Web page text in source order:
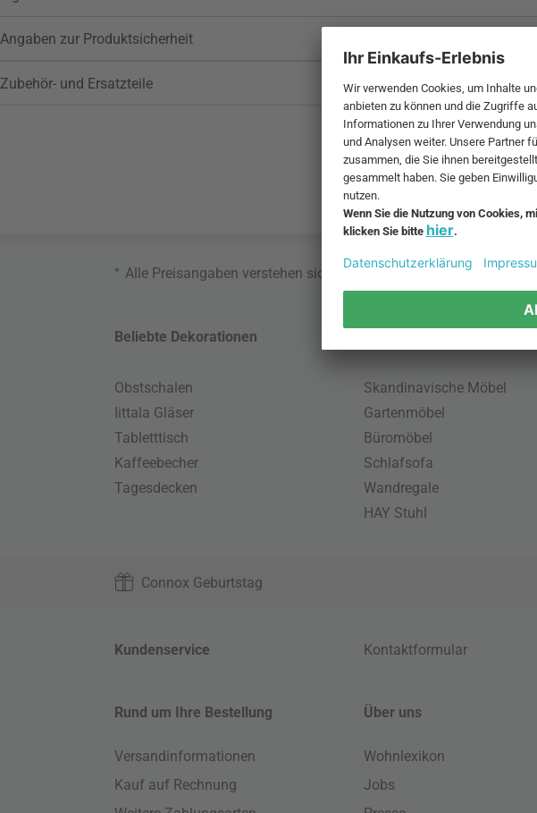
Angaben zur Produktsicherheit
Zubehör- und Ersatzteile
* Alle Preisangaben verstehen sich inklusive MwSt. und zzgl.
Beliebte Dekorationen
Obstschalen
Iittala Gläser
Tabletttisch
Kaffeebecher
Tagesdecken
Skandinavische Möbel
Gartenmöbel
Büromöbel
Schlafsofa
Wandregale
HAY Stuhl
Connox Geburtstag
Kundenservice Kontaktformular
Rund um Ihre Bestellung
Versandinformationen
Kauf auf Rechnung
Über uns
Wohnlexikon
Jobs